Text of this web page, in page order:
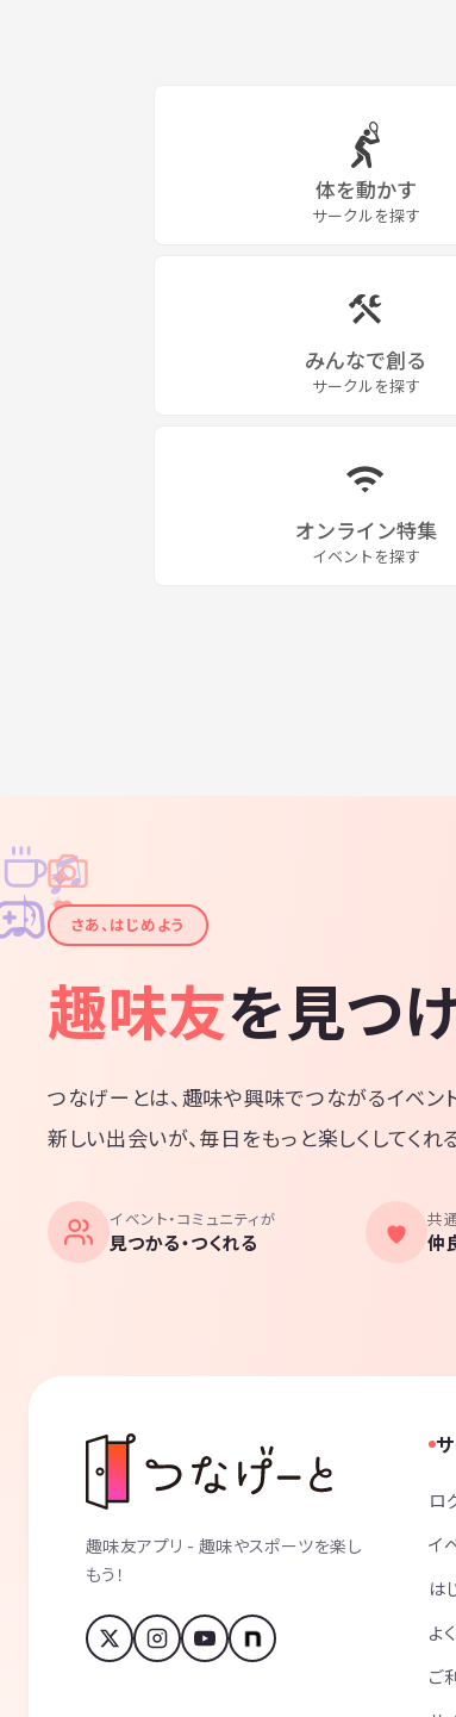
体を動かす
サークルを探す
みんなで創る
サークルを探す
オンライン特集
イベントを探す
✦
✦
✧
✧
♪
♫
さあ、はじめよう
趣味友を見つ
つなげーとは、趣味や興味でつながるイベント
新しい出会いが、毎日をもっと楽しくしてくれる
イベント・コミュニティが
見つかる・つくれる
共
仲
趣味友アプリ - 趣味やスポーツを楽し
もう！
ロ
イ
は
よ
ご